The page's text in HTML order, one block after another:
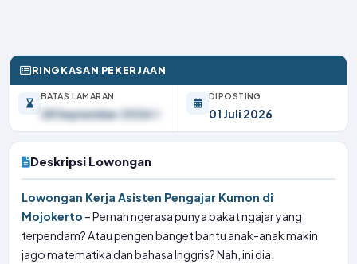
RINGKASAN PEKERJAAN
BATAS LAMARAN
28 September 2026
DIPOSTING
01 Juli 2026
Deskripsi Lowongan
Lowongan Kerja Asisten Pengajar Kumon di
Mojokerto – Pernah ngerasa punya bakat ngajar yang
terpendam? Atau pengen banget bantu anak-anak makin
jago matematika dan bahasa Inggris? Nah, ini dia